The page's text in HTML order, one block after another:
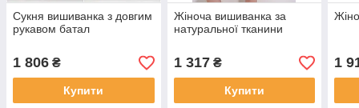
Сукня вишиванка з довгим
рукавом батал
1 806 ₴
Купити
Жіноча вишиванка за
натуральної тканини
1 317₴
Купити
1